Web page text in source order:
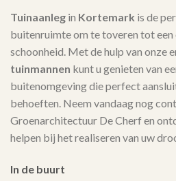
Tuinaanleg in Kortemark is de
buitenruimte om te toveren tot een
schoonheid. Met de hulp van onze
tuinmannen kunt u genieten van
buitenomgeving die perfect
behoeften. Neem vandaag nog
Groenarchitectuur De Cherf en
helpen bij het realiseren van uw
In de buurt